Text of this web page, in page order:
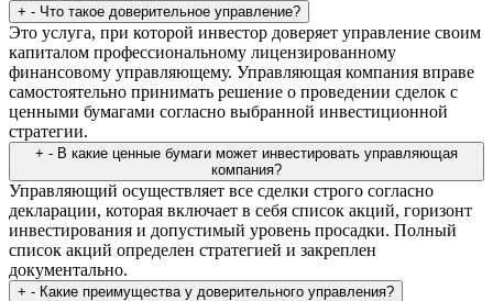
+ - Что такое доверительное управление?
Это услуга, при которой инвестор доверяет управление своим
капиталом профессиональному лицензированному
финансовому управляющему. Управляющая компания вправе
самостоятельно принимать решение о проведении сделок с
ценными бумагами согласно выбранной инвестиционной
стратегии.
+ - В какие ценные бумаги может инвестировать управляющая
компания?
Управляющий осуществляет все сделки строго согласно
декларации, которая включает в себя список акций, горизонт
инвестирования и допустимый уровень просадки. Полный
список акций определен стратегией и закреплен
документально.
+ - Какие преимущества у доверительного управления?